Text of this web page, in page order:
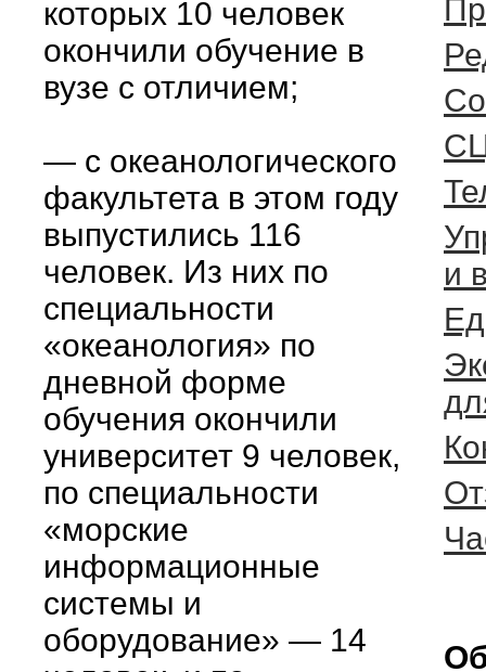
которых 10 человек
окончили обучение в
вузе с отличием;
— с океанологического
факультета в этом году
выпустились 116
человек. Из них по
специальности
«океанология» по
дневной форме
обучения окончили
университет 9 человек,
по специальности
«морские
информационные
системы и
оборудование» — 14
и